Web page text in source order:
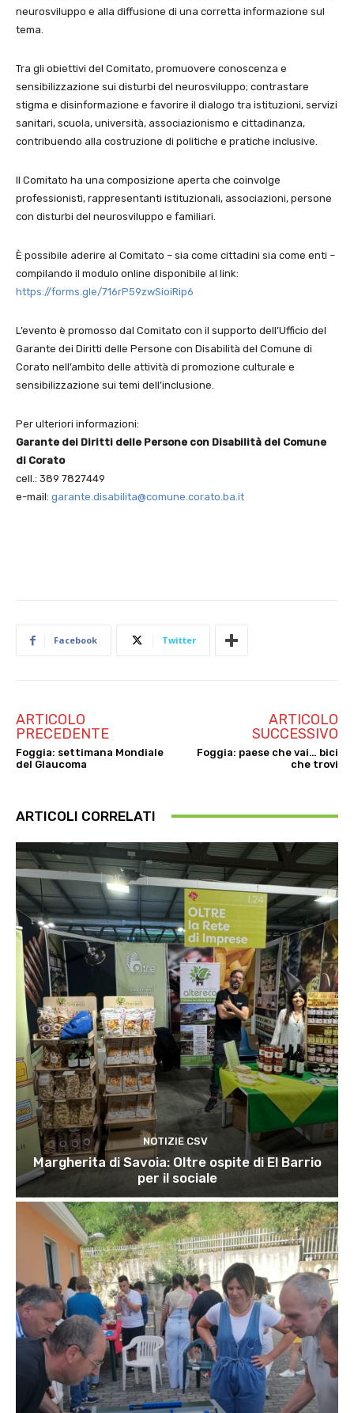
neurosviluppo e alla diffusione di una corretta informazione sul
tema.
Tra gli obiettivi del Comitato, promuovere conoscenza e
sensibilizzazione sui disturbi del neurosviluppo; contrastare
stigma e disinformazione e favorire il dialogo tra istituzioni, servizi
sanitari, scuola, università, associazionismo e cittadinanza,
contribuendo alla costruzione di politiche e pratiche inclusive.
Il Comitato ha una composizione aperta che coinvolge
professionisti, rappresentanti istituzionali, associazioni, persone
con disturbi del neurosviluppo e familiari.
È possibile aderire al Comitato – sia come cittadini sia come enti –
compilando il modulo online disponibile al link:
https://forms.gle/716rP59zwSioiRip6
L’evento è promosso dal Comitato con il supporto dell’Ufficio del
Garante dei Diritti delle Persone con Disabilità del Comune di
Corato nell’ambito delle attività di promozione culturale e
sensibilizzazione sui temi dell’inclusione.
Per ulteriori informazioni:
Garante dei Diritti delle Persone con Disabilità del Comune
di Corato
cell.: 389 7827449
e-mail: garante.disabilita@comune.corato.ba.it
Facebook Twitter
ARTICOLO
PRECEDENTE
Foggia: settimana Mondiale
del Glaucoma
ARTICOLO
SUCCESSIVO
Foggia: paese che vai… bici
che trovi
ARTICOLI CORRELATI
NOTIZIE CSV
Margherita di Savoia: Oltre ospite di El Barrio
per il sociale